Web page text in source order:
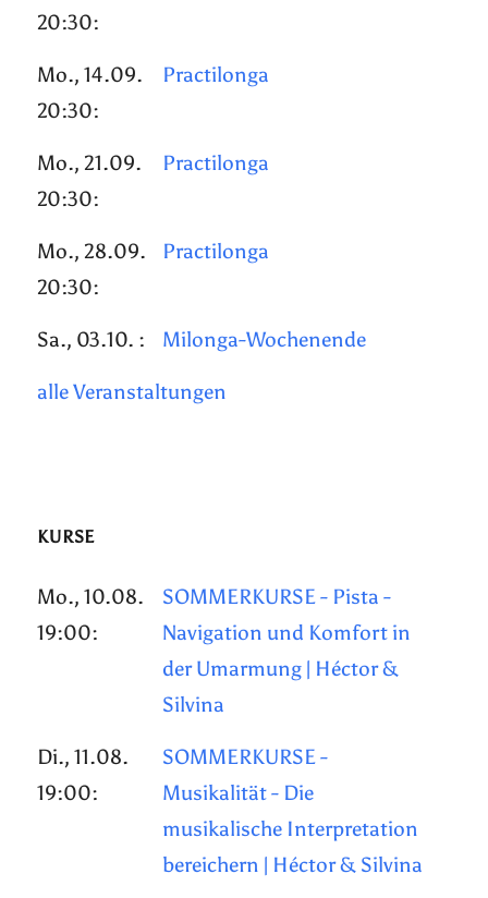
20:30:
Mo., 14.09.
20:30:
Practilonga
Mo., 21.09.
20:30:
Practilonga
Mo., 28.09.
20:30:
Practilonga
Sa., 03.10. : Milonga-Wochenende
alle Veranstaltungen
KURSE
Mo., 10.08.
19:00:
SOMMERKURSE - Pista -
Navigation und Komfort in
der Umarmung | Héctor &
Silvina
Di., 11.08.
19:00:
SOMMERKURSE -
Musikalität - Die
musikalische Interpretation
bereichern | Héctor & Silvina